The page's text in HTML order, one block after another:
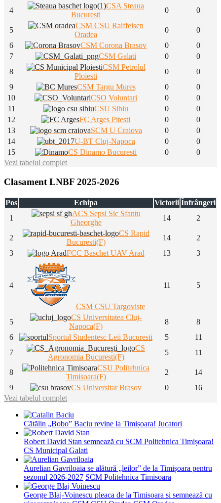
4
CSA Steaua
Bucuresti
0 0
5
CSM CSU Raiffeisen
Oradea
0
0
6
CSM Corona Brasov 0
0
7
CSM Galati 0
0
8
CSM Petrolul
Ploiesti
0
0
9
CSM Targu Mures 0
0
10
CSO Voluntari 0
0
11
CSU Sibiu 0
0
12
FC Arges Pitesti 0
0
13
SCM U Craiova 0
0
14
U-BT Cluj-Napoca 0
0
15
CS Dinamo Bucuresti 0
0
Vezi tabelul complet
Clasament LNBF 2025-2026
Pos Echipa Victorii Înfrângeri
1
ACS Sepsi Sic Sfantu
Gheorghe
14 2
2
CS Rapid
Bucuresti(F)
14
2
3
FCC Baschet UAV Arad 13 3
4
CSM CSU Targoviste
11 5
5
CS Universitatea Cluj-
Napoca(F)
8
8
6
Sportul Studentesc Leii Bucuresti 5
11
7
CS
Agronomia Bucuresti(F)
5 11
8
CSU Politehnica
Timisoara(F)
2
14
9
CS Universitar Brasov 0
16
Vezi tabelul complet
Cătălin „Bobo” Baciu revine la Timișoara! Jucatori
Robert David Stan semnează cu SCM Politehnica Timișoara!
CS Municipal Galati
Aurelian Gavriloaia se alătură „leilor” de la Timișoara pentru
sezonul 2026-2027 SCM Politehnica Timisoara
George Blaj-Voinescu pleaca de la Timisoara si semnează cu